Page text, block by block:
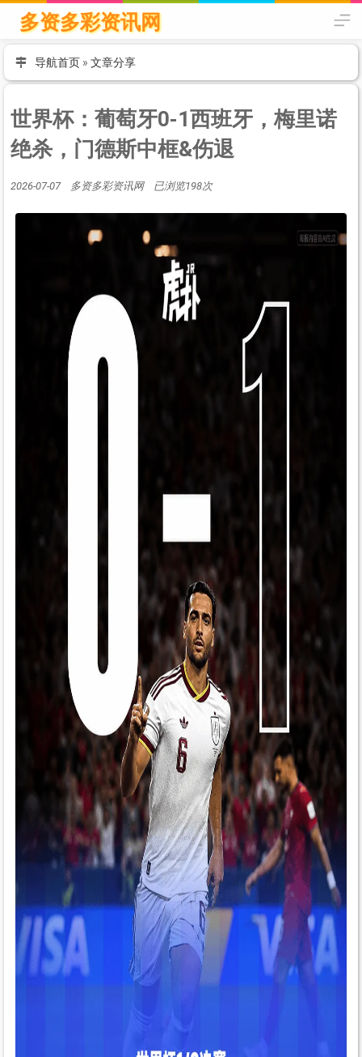
多资多彩资讯网
导航首页 » 文章分享
世界杯：葡萄牙0-1西班牙，梅里诺
绝杀，门德斯中框&伤退
2026-07-07 多资多彩资讯网 已浏览198次